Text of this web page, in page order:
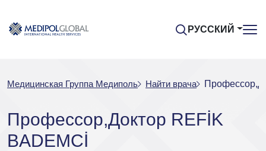
РУССКИЙ
Медицинская Группа Медиполь Найти врача
Профессор,Доктор REFİK
BADEMCİ